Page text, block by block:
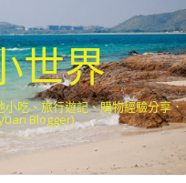
世界
吃、旅行遊記、購物經驗分享．
Blogger)